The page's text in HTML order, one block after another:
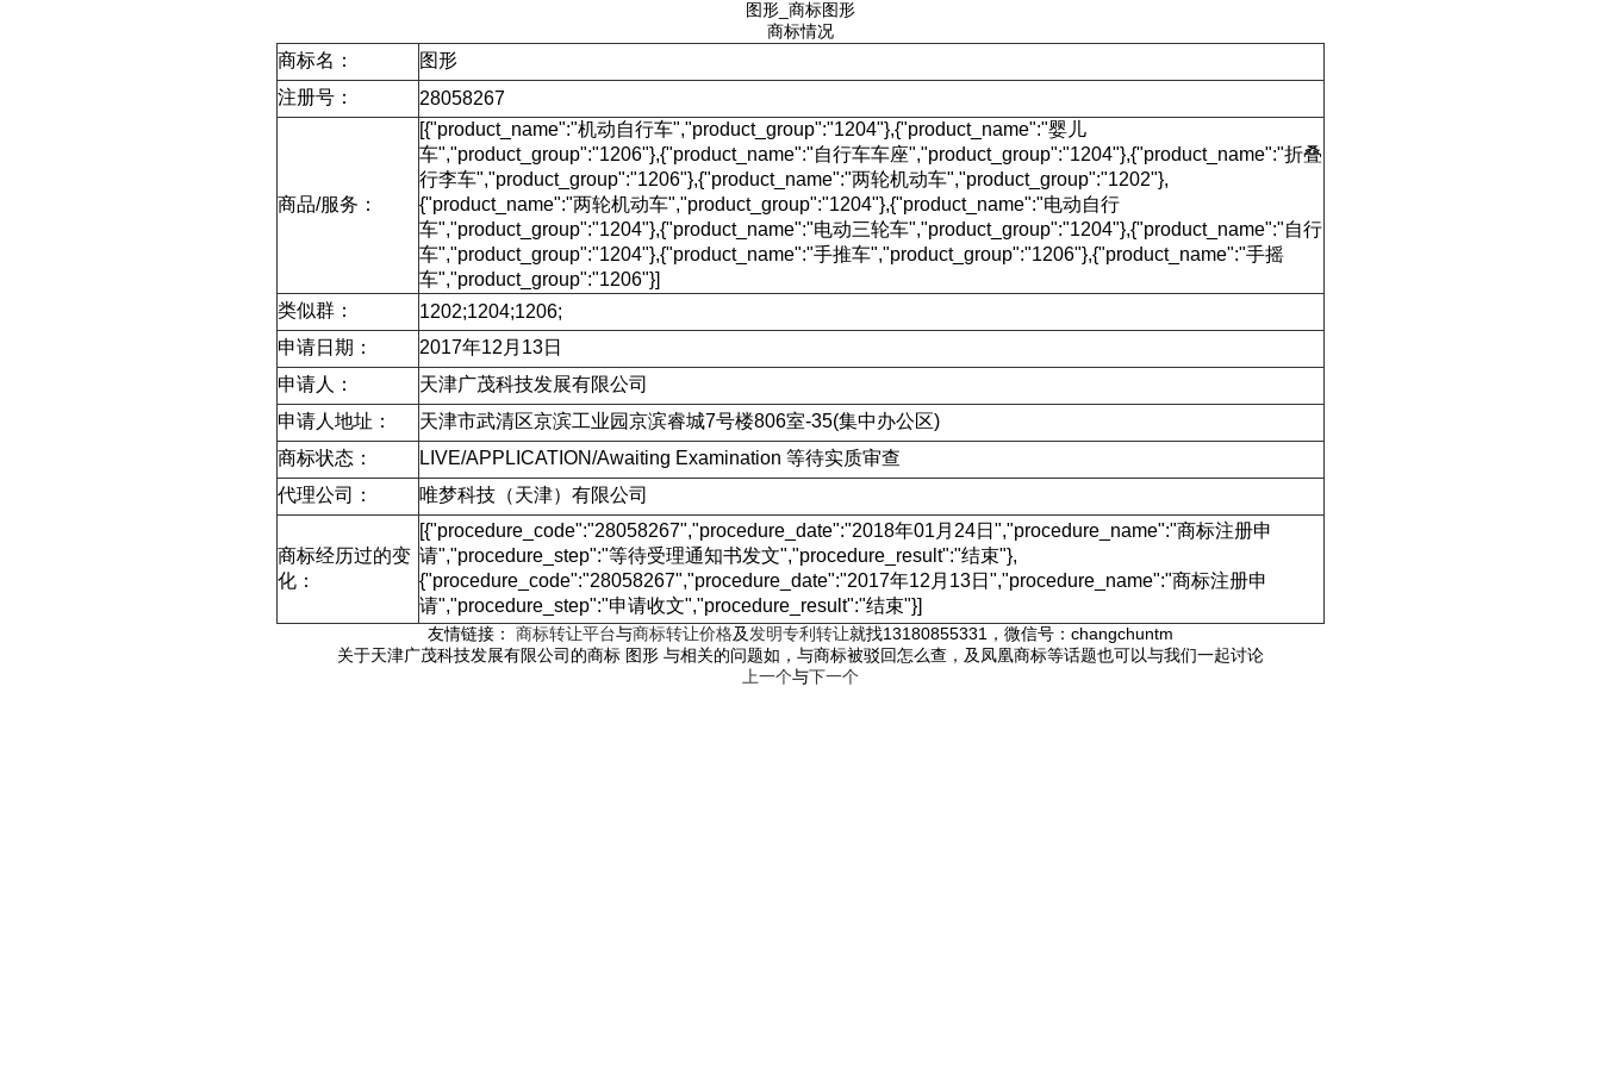
图形_商标图形
商标情况
商标名：
图形
注册号：
28058267
商品/服务：
[{"product_name":"机动自行车","product_group":"1204"},{"product_name":"婴儿
车","product_group":"1206"},{"product_name":"自行车车座","product_group":"1204"},{"product_name":"折叠
行李车","product_group":"1206"},{"product_name":"两轮机动车","product_group":"1202"},
{"product_name":"两轮机动车","product_group":"1204"},{"product_name":"电动自行
车","product_group":"1204"},{"product_name":"电动三轮车","product_group":"1204"},{"product_name":"自行
车","product_group":"1204"},{"product_name":"手推车","product_group":"1206"},{"product_name":"手摇
车","product_group":"1206"}]
类似群：
1202;1204;1206;
申请日期：
2017年12月13日
申请人：
天津广茂科技发展有限公司
申请人地址：
天津市武清区京滨工业园京滨睿城7号楼806室-35(集中办公区)
商标状态：
LIVE/APPLICATION/Awaiting Examination 等待实质审查
代理公司：
唯梦科技（天津）有限公司
商标经历过的变
化：
[{"procedure_code":"28058267","procedure_date":"2018年01月24日","procedure_name":"商标注册申
请","procedure_step":"等待受理通知书发文","procedure_result":"结束"},
{"procedure_code":"28058267","procedure_date":"2017年12月13日","procedure_name":"商标注册申
请","procedure_step":"申请收文","procedure_result":"结束"}]
友情链接： 商标转让平台与商标转让价格及发明专利转让就找13180855331，微信号：changchuntm
关于天津广茂科技发展有限公司的商标 图形 与相关的问题如，与商标被驳回怎么查，及凤凰商标等话题也可以与我们一起讨论
上一个与下一个